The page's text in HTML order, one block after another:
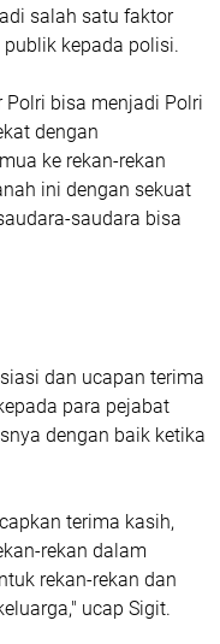
salah satu faktor
kepada polisi.
bisa menjadi Polri
dengan
ke rekan-rekan
ini dengan sekuat
saudara bisa
dan ucapan terima
para pejabat
dengan baik ketika
terima kasih,
rekan dalam
rekan-rekan dan
ucap Sigit.